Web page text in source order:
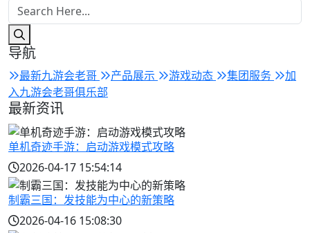
导航
最新九游会老哥 产品展示 游戏动态 集团服务
加
入九游会老哥俱乐部
最新资讯
单机奇迹手游：启动游戏模式攻略
2026-04-17 15:54:14
制霸三国：发技能为中心的新策略
2026-04-16 15:08:30